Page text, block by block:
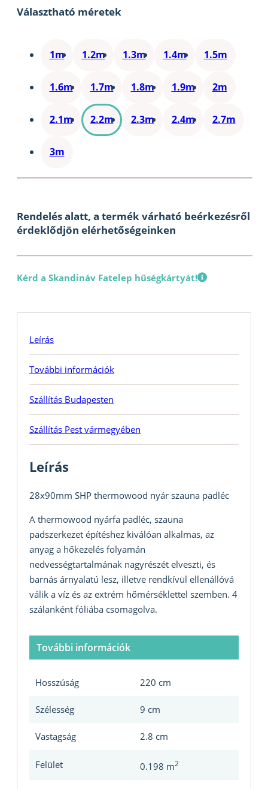
Választható méretek
1m 1.2m 1.3m 1.4m 1.5m
1.6m 1.7m 1.8m 1.9m 2m
2.1m 2.2m 2.3m 2.4m 2.7m
3m
Rendelés alatt, a termék várható beérkezésről
érdeklődjön elérhetőségeinken
Kérd a Skandináv Fatelep hűségkártyát!
Leírás
További információk
Szállítás Budapesten
Szállítás Pest vármegyében
Leírás
28x90mm SHP thermowood nyár szauna padléc
A thermowood nyárfa padléc, szauna
padszerkezet építéshez kiválóan alkalmas, az
anyag a hőkezelés folyamán
nedvességtartalmának nagyrészét elveszti, és
barnás árnyalatú lesz, illetve rendkívül ellenállóvá
válik a víz és az extrém hőmérséklettel szemben. 4
szálanként fóliába csomagolva.
További információk
Hosszúság 220 cm
Szélesség 9 cm
Vastagság 2.8 cm
Felület 0.198 m2